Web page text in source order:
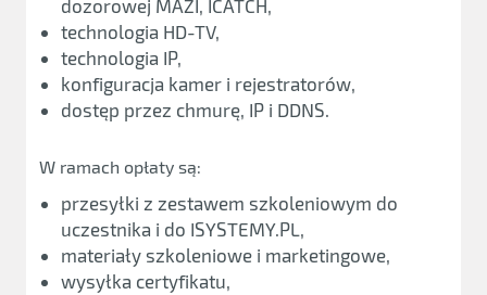
dozorowej MAZI, ICATCH,
technologia HD-TV,
technologia IP,
konfiguracja kamer i rejestratorów,
dostęp przez chmurę, IP i DDNS.
W ramach opłaty są:
przesyłki z zestawem szkoleniowym do
uczestnika i do ISYSTEMY.PL,
materiały szkoleniowe i marketingowe,
wysyłka certyfikatu,